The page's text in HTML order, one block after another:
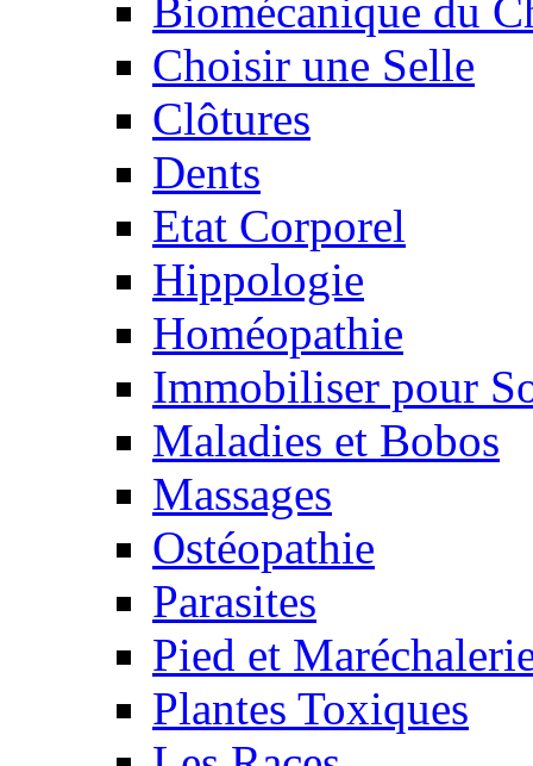
Biomécanique du
Choisir une Selle
Clôtures
Dents
Etat Corporel
Hippologie
Homéopathie
Immobiliser pour
Maladies et Bobos
Massages
Ostéopathie
Parasites
Pied et
Plantes Toxiques